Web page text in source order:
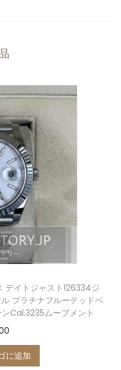
デイトジャスト126334ジ
プラチナフルーテッドベ
Cal.3235ムーブメント
に追加